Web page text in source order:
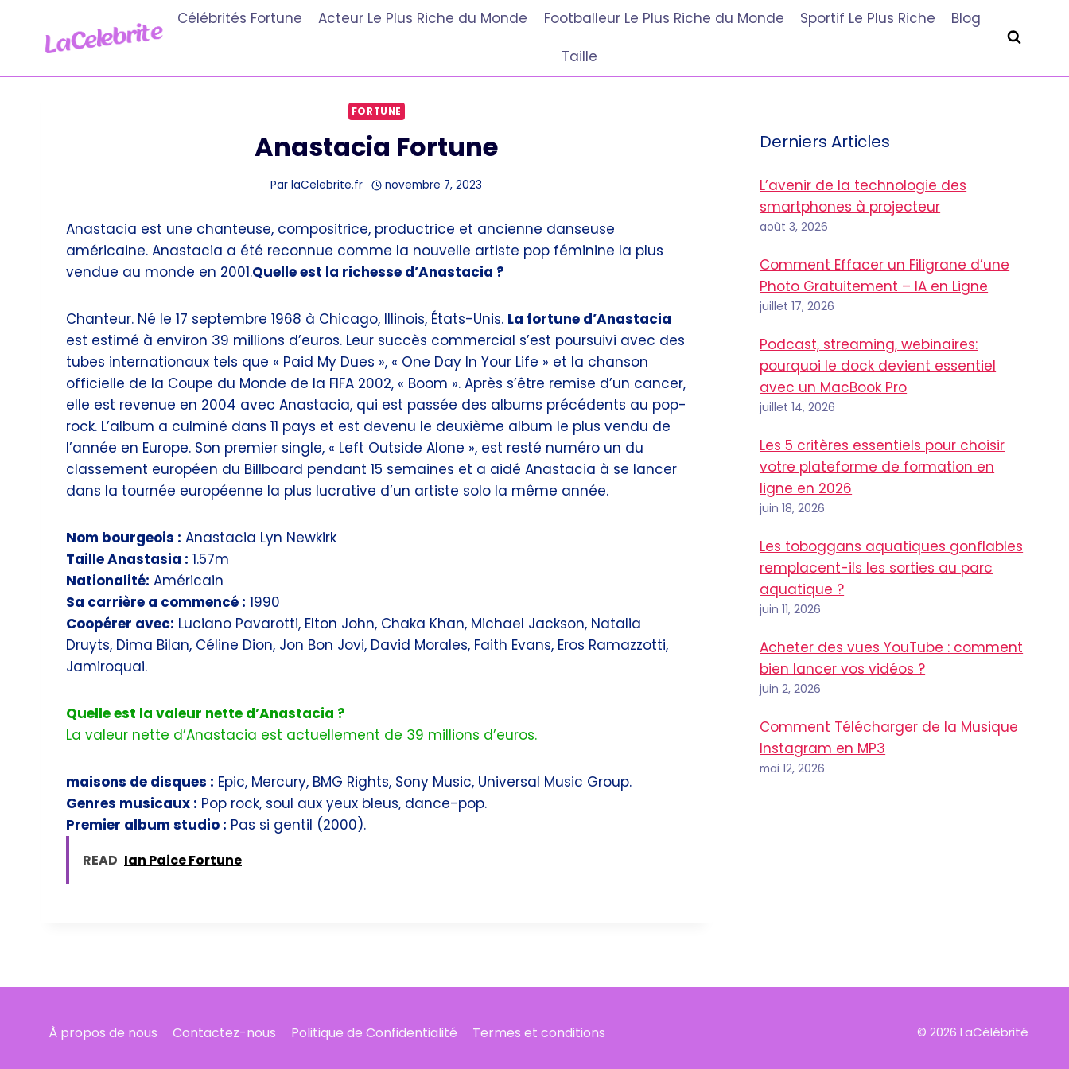
contenu
Célébrités Fortune Acteur Le Plus Riche du Monde Footballeur Le Plus Riche du Monde Sportif Le Plus Riche
Blog
Taille
FORTUNE
Anastacia Fortune
Par laCelebrite.fr novembre 7, 2023
Anastacia est une chanteuse, compositrice, productrice et ancienne danseuse
américaine. Anastacia a été reconnue comme la nouvelle artiste pop féminine la plus
vendue au monde en 2001.Quelle est la richesse d’Anastacia ?
Chanteur. Né le 17 septembre 1968 à Chicago, Illinois, États-Unis. La fortune d’Anastacia
est estimé à environ 39 millions d’euros. Leur succès commercial s’est poursuivi avec des
tubes internationaux tels que « Paid My Dues », « One Day In Your Life » et la chanson
officielle de la Coupe du Monde de la FIFA 2002, « Boom ». Après s’être remise d’un cancer,
elle est revenue en 2004 avec Anastacia, qui est passée des albums précédents au pop-
rock. L’album a culminé dans 11 pays et est devenu le deuxième album le plus vendu de
l’année en Europe. Son premier single, « Left Outside Alone », est resté numéro un du
classement européen du Billboard pendant 15 semaines et a aidé Anastacia à se lancer
dans la tournée européenne la plus lucrative d’un artiste solo la même année.
Nom bourgeois : Anastacia Lyn Newkirk
Taille Anastasia : 1.57m
Nationalité: Américain
Sa carrière a commencé : 1990
Coopérer avec: Luciano Pavarotti, Elton John, Chaka Khan, Michael Jackson, Natalia
Druyts, Dima Bilan, Céline Dion, Jon Bon Jovi, David Morales, Faith Evans, Eros Ramazzotti,
Jamiroquai.
Quelle est la valeur nette d’Anastacia ?
La valeur nette d’Anastacia est actuellement de 39 millions d’euros.
maisons de disques : Epic, Mercury, BMG Rights, Sony Music, Universal Music Group.
Genres musicaux : Pop rock, soul aux yeux bleus, dance-pop.
Premier album studio : Pas si gentil (2000).
READ Ian Paice Fortune
Derniers Articles
L’avenir de la technologie des
smartphones à projecteur
août 3, 2026
Comment Effacer un Filigrane d’une
Photo Gratuitement – IA en Ligne
juillet 17, 2026
Podcast, streaming, webinaires:
pourquoi le dock devient essentiel
avec un MacBook Pro
juillet 14, 2026
Les 5 critères essentiels pour choisir
votre plateforme de formation en
ligne en 2026
juin 18, 2026
Les toboggans aquatiques gonflables
remplacent-ils les sorties au parc
aquatique ?
juin 11, 2026
Acheter des vues YouTube : comment
bien lancer vos vidéos ?
juin 2, 2026
Comment Télécharger de la Musique
Instagram en MP3
mai 12, 2026
À propos de nous Contactez-nous Politique de Confidentialité Termes et conditions © 2026 LaCélébrité